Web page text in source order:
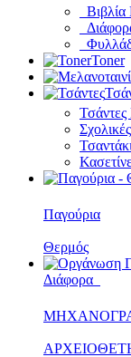
Βιβλία
Toner
Τσάντες
Παγούρια
Θερμός
Διάφορα